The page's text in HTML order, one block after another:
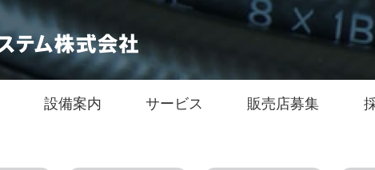
設備案内 サービス 販売店募集